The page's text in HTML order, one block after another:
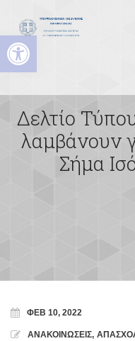
Ανοίξτε τη γραμμή εργαλείων
Δελτίο
λαμβάνουν
Σήμα
ΦΕΒ 10, 2022
ΑΝΑΚΟΙΝΩΣΕΙΣ,